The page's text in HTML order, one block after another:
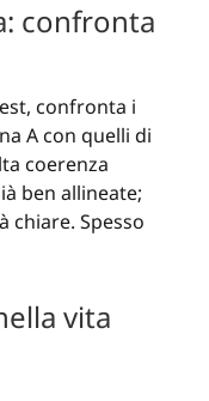
confronta
confronta i
A con quelli di
coerenza
ben allineate;
Spesso
vita